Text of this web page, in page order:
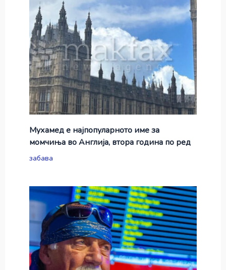
Мухамед е најпопуларното име за
момчиња во Англија, втора година по ред
забава